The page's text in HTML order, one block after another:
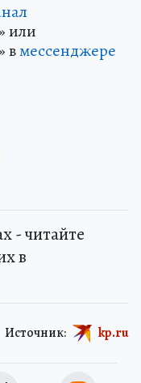
или
вмессенджере
- читайте
в
Источник: kp.ru